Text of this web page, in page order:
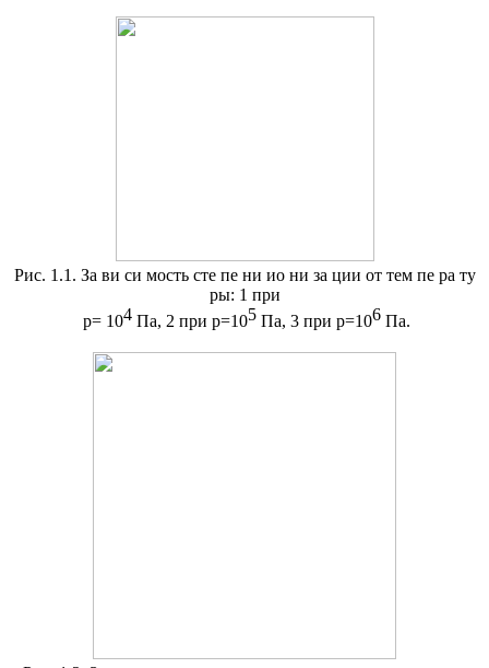
Рис. 1.1. За ви си мость сте пе ни ио ни за ции от тем пе ра ту
ры: 1 при
р= 104 Па, 2 при р=105 Па, 3 при р=106 Па.